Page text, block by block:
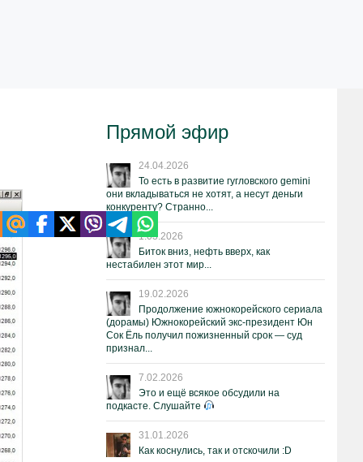
Прямой эфир
24.04.2026
То есть в развитие гугловского gemini
они вкладываться не хотят, а несут деньги
конкуренту? Странно...
1.03.2026
Биток вниз, нефть вверх, как
нестабилен этот мир...
19.02.2026
Продолжение южнокорейского сериала
(дорамы) Южнокорейский экс-президент Юн
Сок Ёль получил пожизненный срок — суд
признал...
7.02.2026
Это и ещё всякое обсудили на
подкасте. Слушайте
31.01.2026
Как коснулись, так и отскочили :D